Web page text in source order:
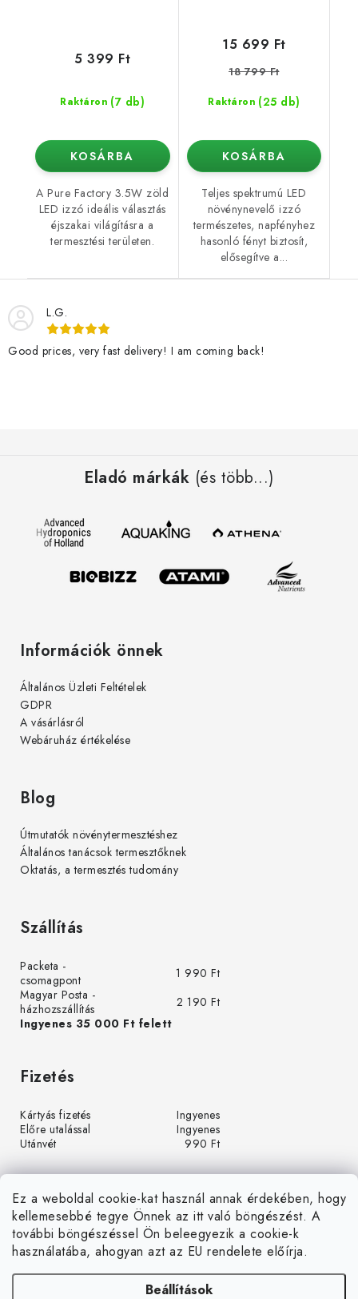
Ez a weboldal cookie-kat használ annak érdekében, hogy
kellemesebbé tegye Önnek az itt való böngészést. A
további böngészéssel Ön beleegyezik a cookie-k
használatába, ahogyan azt az EU rendelete előírja.
Beállítások
Raktáron (7 db)
5 399 Ft
KOSÁRBA
A Pure Factory 3.5W zöld
LED izzó ideális választás
éjszakai világításra a
termesztési területen.
Raktáron (25 db)
15 699 Ft
18 799 Ft
KOSÁRBA
Teljes spektrumú LED
növénynevelő izzó
természetes, napfényhez
hasonló fényt biztosít,
elősegítve a...
L.G.
Good prices, very fast delivery! I am coming back!
Eladó márkák (és több...)
Információk önnek
Általános Üzleti Feltételek
GDPR
A vásárlásról
Webáruház értékelése
Blog
Útmutatók növénytermesztéshez
Általános tanácsok termesztőknek
Oktatás, a termesztés tudomány
Szállítás
Packeta -
csomagpont
1 990 Ft
Magyar Posta -
házhozszállítás
2 190 Ft
Ingyenes 35 000 Ft felett
Fizetés
Kártyás fizetés
Ingyenes
Előre utalással
Ingyenes
Utánvét
990 Ft